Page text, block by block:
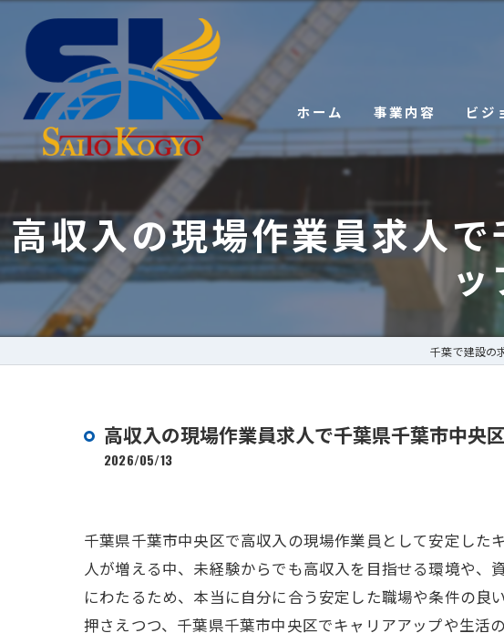
ホーム 事業内容 ビジ
高収入の現場作業員求人
千葉で建設の
高収入の現場作業員求人で千葉県千葉市中央
2026/05/13
千葉県千葉市中央区で高収入の現場作業員として安定し
人が増える中、未経験からでも高収入を目指せる環境や
にわたるため、本当に自分に合う安定した職場や条件の
押さえつつ、千葉県千葉市中央区でキャリアアップや生活